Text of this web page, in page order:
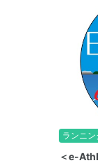
ランニン
＜e-